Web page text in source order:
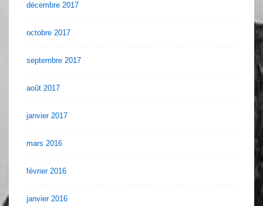
décembre 2017
octobre 2017
septembre 2017
août 2017
janvier 2017
mars 2016
février 2016
janvier 2016